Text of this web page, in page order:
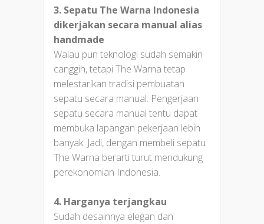
3. Sepatu The Warna Indonesia
dikerjakan secara manual alias
handmade
Walau pun teknologi sudah semakin
canggih, tetapi The Warna tetap
melestarikan tradisi pembuatan
sepatu secara manual. Pengerjaan
sepatu secara manual tentu dapat
membuka lapangan pekerjaan lebih
banyak. Jadi, dengan membeli sepatu
The Warna berarti turut mendukung
perekonomian Indonesia.
4. Harganya terjangkau
Sudah desainnya elegan dan